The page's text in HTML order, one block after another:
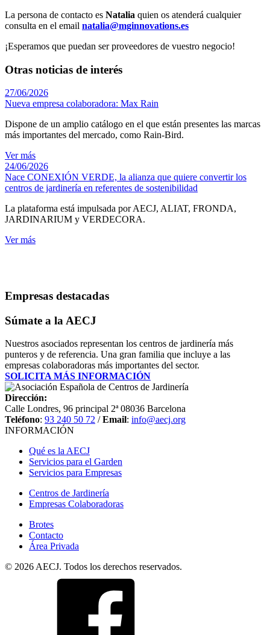
La persona de contacto es Natalia quien os atenderá cualquier
consulta en el email natalia@mginnovations.es
¡Esperamos que puedan ser proveedores de vuestro negocio!
Otras noticias de interés
27/06/2026
Nueva empresa colaboradora: Max Rain
Dispone de un amplio catálogo en el que están presentes las marcas
más importantes del mercado, como Rain-Bird.
Ver más
24/06/2026
Nace CONEXIÓN VERDE, la alianza que quiere convertir los
centros de jardinería en referentes de sostenibilidad
La plataforma está impulsada por AECJ, ALIAT, FRONDA,
JARDINARIUM y VERDECORA.
Ver más
Empresas destacadas
Súmate a la AECJ
Nuestros asociados representan los centros de jardinería más
punteros y de referencia. Una gran familia que incluye a las
empresas colaboradoras más importantes del sector.
SOLICITA MÁS INFORMACIÓN
Dirección:
Calle Londres, 96 principal 2ª 08036 Barcelona
Teléfono: 93 240 50 72 /Email: info@aecj.org
INFORMACIÓN
Qué es la AECJ
Servicios para el Garden
Servicios para Empresas
Centros de Jardinería
Empresas Colaboradoras
Brotes
Contacto
Área Privada
© 2026 AECJ. Todos los derechos reservados.